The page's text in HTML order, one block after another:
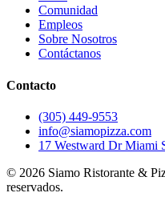
Comunidad
Empleos
Sobre Nosotros
Contáctanos
Contacto
(305) 449-9553
info@siamopizza.com
17 Westward Dr Miami
© 2026 Siamo Ristorante &
reservados.